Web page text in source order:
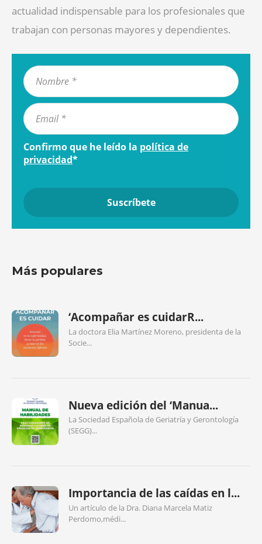
actualidad indispensable para los profesionales que
trabajan con personas mayores y dependientes.
Confirmo que he leído la política de
privacidad*
Más populares
‘Acompañar es cuidarR...
La doctora Elia Martínez Moreno, presidenta de la
Socie...
Nueva edición del ‘Manua...
La Sociedad Española de Geriatría y Gerontología
(SEGG)...
Importancia de las caídas en l...
Un artículo de la Dra. Diana Marcela Matiz
Perdomo,médi...